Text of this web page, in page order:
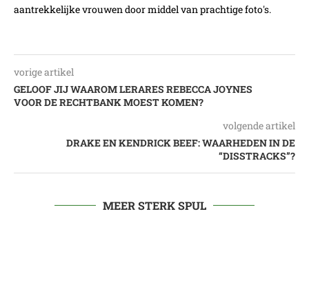
aantrekkelijke vrouwen door middel van prachtige foto's.
vorige artikel
GELOOF JIJ WAAROM LERARES REBECCA JOYNES
VOOR DE RECHTBANK MOEST KOMEN?
volgende artikel
DRAKE EN KENDRICK BEEF: WAARHEDEN IN DE
“DISSTRACKS”?
MEER STERK SPUL